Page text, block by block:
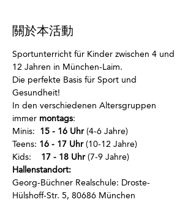
關於本活動
Sportunterricht für Kinder zwischen 4 und
12 Jahren in München-Laim.
Die perfekte Basis für Sport und
Gesundheit!
In den verschiedenen Altersgruppen
immer montags:
Minis: 15 - 16 Uhr (4-6 Jahre)
Teens: 16 - 17 Uhr (10-12 Jahre)
Kids: 17 - 18 Uhr (7-9 Jahre)
Hallenstandort:
Georg-Büchner Realschule: Droste-
Hülshoff-Str. 5, 80686 München